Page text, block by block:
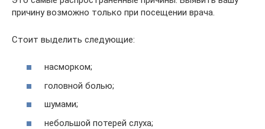
причину возможно только при посещении врача.
Стоит выделить следующие:
насморком;
головной болью;
шумами;
небольшой потерей слуха;